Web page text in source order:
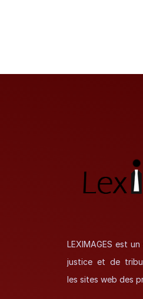
LEXIMAGES est
justice et de
les sites web des